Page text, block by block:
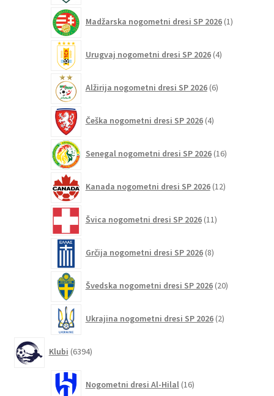
Madžarska nogometni dresi SP 2026 1izdelek
Urugvaj nogometni dresi SP 2026 4izdelki
Alžirija nogometni dresi SP 2026 6izdelkov
Češka nogometni dresi SP 2026 4izdelki
Senegal nogometni dresi SP 2026 16izdelkov
Kanada nogometni dresi SP 2026 12izdelkov
Švica nogometni dresi SP 2026 11izdelkov
Grčija nogometni dresi SP 2026 8izdelkov
Švedska nogometni dresi SP 2026 20izdelkov
Ukrajina nogometni dresi SP 2026 2izdelka
Klubi 6394izdelkov
Nogometni dresi Al-Hilal 16izdelkov